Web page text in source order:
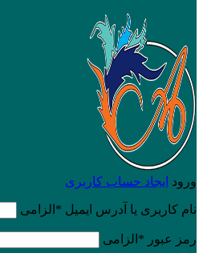
ورود ایجاد حساب کاربری
نام کاربری یا آدرس ایمیل * الزامی
رمز عبور * الزامی